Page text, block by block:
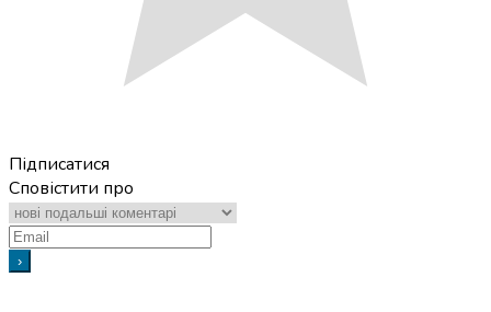
Підписатися
Сповістити про